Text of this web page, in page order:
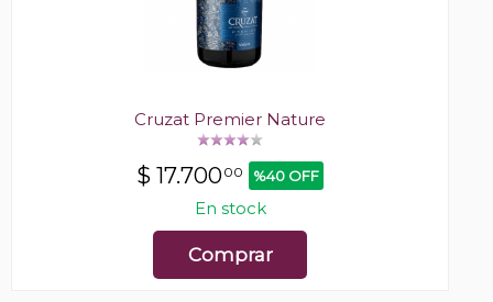
Cruzat Premier Nature
$ 17.70000 %40 OFF
En stock
Comprar